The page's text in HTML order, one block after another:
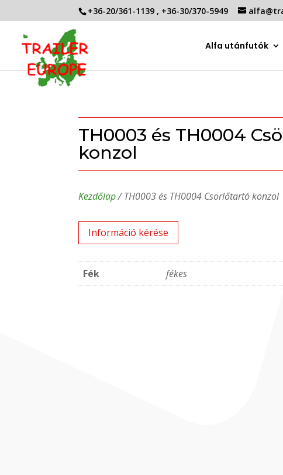
+36-20/361-1139 , +36-30/370-5949
Alfa utánfutók
TH0003 és TH0004
konzol
Kezdőlap/ TH0003 és TH0004 Csörlőtartó konzol
Információ kérése
Fék fékes